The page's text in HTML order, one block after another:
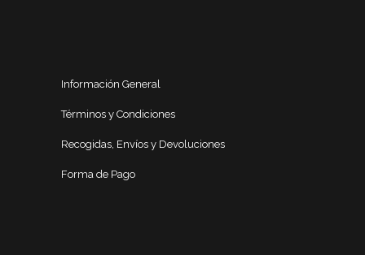
Información General
Términos y Condiciones
Recogidas, Envíos y Devoluciones
Forma de Pago